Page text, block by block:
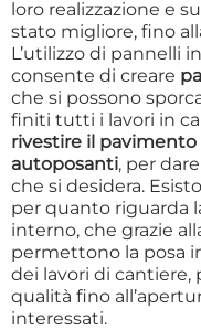
loro realizzazione e
stato migliore, fino
L’utilizzo di pannelli
consente di creare
che si possono
finiti tutti i lavori in
rivestire il
autoposanti, per
che si desidera.
per quanto riguarda
interno, che grazie
permettono la posa
dei lavori di cantiere,
qualità fino
interessati.